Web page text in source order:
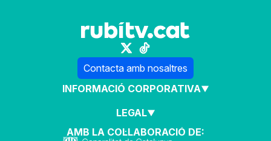
Contacta amb nosaltres
INFORMACIÓ CORPORATIVA
LEGAL
AMB LA COL·LABORACIÓ DE: